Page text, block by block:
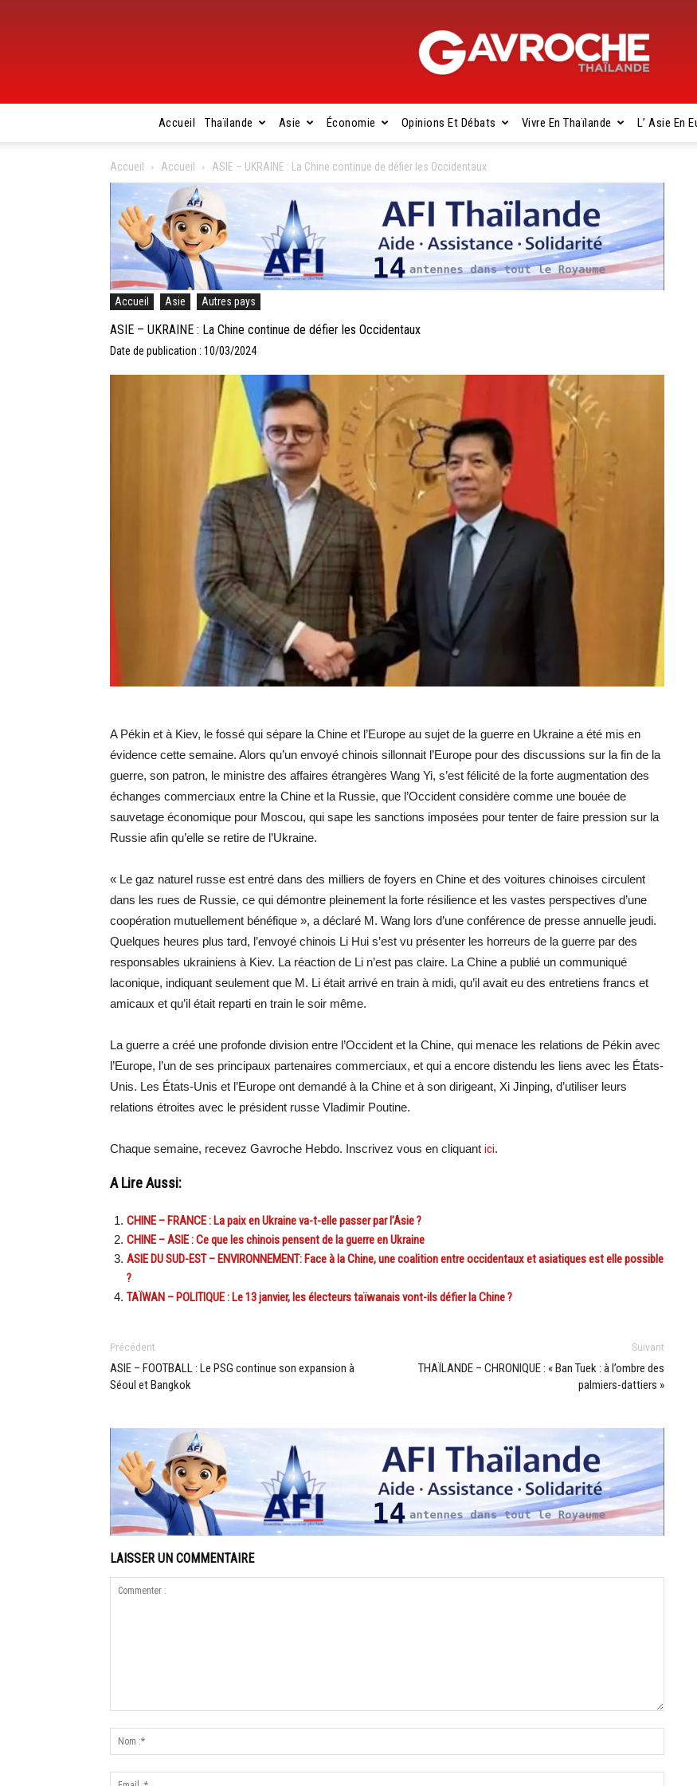
Gavroche
Thaïlande
Accueil Thaïlande Asie Économie Opinions Et Débats Vivre En Thaïlande L’ Asie En
Accueil Accueil ASIE – UKRAINE : La Chine continue de défier les Occidentaux
Accueil Asie Autres pays
ASIE – UKRAINE : La Chine continue de défier les Occidentaux
Date de publication : 10/03/2024
A Pékin et à Kiev, le fossé qui sépare la Chine et l’Europe au sujet de la guerre en Ukraine a été mis en
évidence cette semaine. Alors qu’un envoyé chinois sillonnait l’Europe pour des discussions sur la fin de la
guerre, son patron, le ministre des affaires étrangères Wang Yi, s’est félicité de la forte augmentation des
échanges commerciaux entre la Chine et la Russie, que l’Occident considère comme une bouée de
sauvetage économique pour Moscou, qui sape les sanctions imposées pour tenter de faire pression sur la
Russie afin qu’elle se retire de l’Ukraine.
« Le gaz naturel russe est entré dans des milliers de foyers en Chine et des voitures chinoises circulent
dans les rues de Russie, ce qui démontre pleinement la forte résilience et les vastes perspectives d’une
coopération mutuellement bénéfique », a déclaré M. Wang lors d’une conférence de presse annuelle jeudi.
Quelques heures plus tard, l’envoyé chinois Li Hui s’est vu présenter les horreurs de la guerre par des
responsables ukrainiens à Kiev. La réaction de Li n’est pas claire. La Chine a publié un communiqué
laconique, indiquant seulement que M. Li était arrivé en train à midi, qu’il avait eu des entretiens francs et
amicaux et qu’il était reparti en train le soir même.
La guerre a créé une profonde division entre l’Occident et la Chine, qui menace les relations de Pékin avec
l’Europe, l’un de ses principaux partenaires commerciaux, et qui a encore distendu les liens avec les États-
Unis. Les États-Unis et l’Europe ont demandé à la Chine et à son dirigeant, Xi Jinping, d’utiliser leurs
relations étroites avec le président russe Vladimir Poutine.
Chaque semaine, recevez Gavroche Hebdo. Inscrivez vous en cliquant ici.
A Lire Aussi:
CHINE – FRANCE : La paix en Ukraine va-t-elle passer par l’Asie ?
CHINE – ASIE : Ce que les chinois pensent de la guerre en Ukraine
ASIE DU SUD-EST – ENVIRONNEMENT: Face à la Chine, une coalition entre occidentaux et asiatiques est elle possible
?
TAÏWAN – POLITIQUE : Le 13 janvier, les électeurs taïwanais vont-ils défier la Chine ?
Précédent
ASIE – FOOTBALL : Le PSG continue son expansion à
Séoul et Bangkok
Suivant
THAÏLANDE – CHRONIQUE : « Ban Tuek : à l’ombre des
palmiers-dattiers »
LAISSER UN COMMENTAIRE